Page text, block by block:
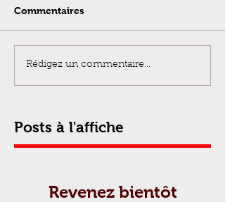
Commentaires
Rédigez un commentaire...
Posts à l'affiche
Revenez bientôt